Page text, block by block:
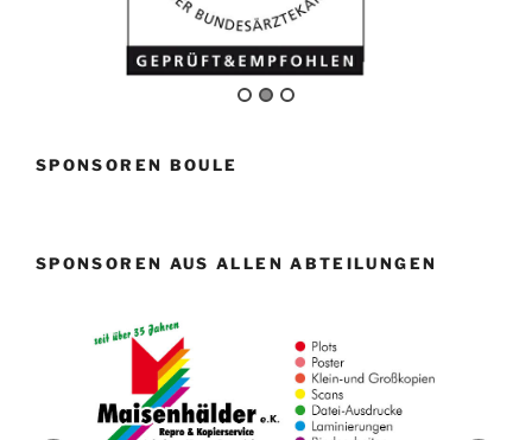
SPONSOREN BOULE
SPONSOREN AUS ALLEN ABTEILUNGEN